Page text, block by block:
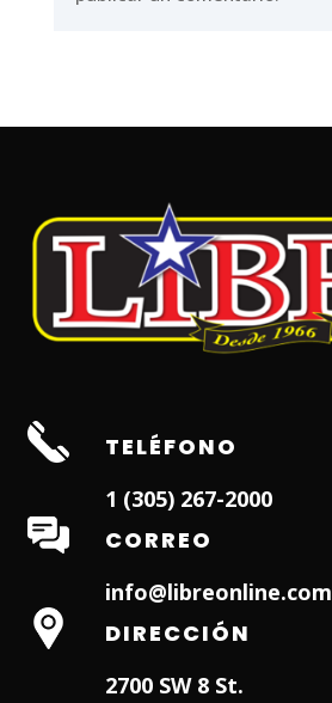
TELÉFONO
1 (305) 267-2000
CORREO
info@libreonline.com
DIRECCIÓN
2700 SW 8 St.